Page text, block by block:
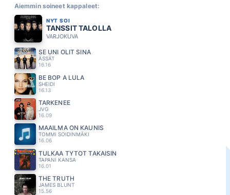
Aiemmin soineet kappaleet:
NYT SOI
TANSSIT TALOLLA
VARJOKUVA
SE UNI OLIT SINÄ
ÄSSÄT
16.16
BE BOP A LULA
SHEIDI
16.13
TARKENEE
JVG
16.09
MAAILMA ON KAUNIS
TOMMI SOIDINMÄKI
16.06
TULKAA TYTÖT TAKAISIN
TAPANI KANSA
16.01
THE TRUTH
JAMES BLUNT
15.56